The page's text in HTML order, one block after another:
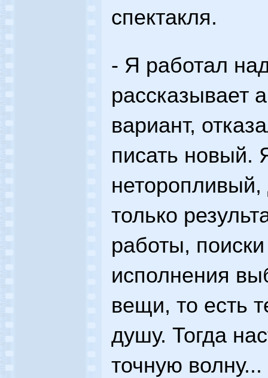
спектакля.
- Я работал
рассказывает
вариант,
писать новый.
только
работы,
исполнения
вещи, то есть
душу. Тогда
точную волну...